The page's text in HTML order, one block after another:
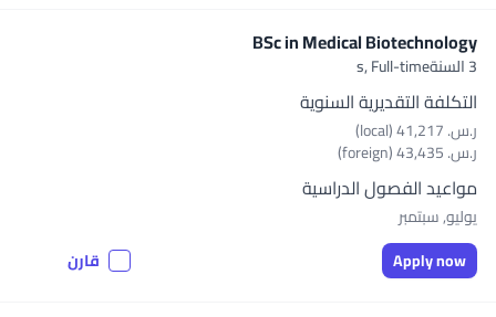
BSc in Medical Biotechnology
3 السنةs, Full-time
التكلفة التقديرية السنوية
ر.س.‏ 41,217 (local)
ر.س.‏ 43,435 (foreign)
مواعيد الفصول الدراسية
يوليو, سبتمبر
Apply now
قارن